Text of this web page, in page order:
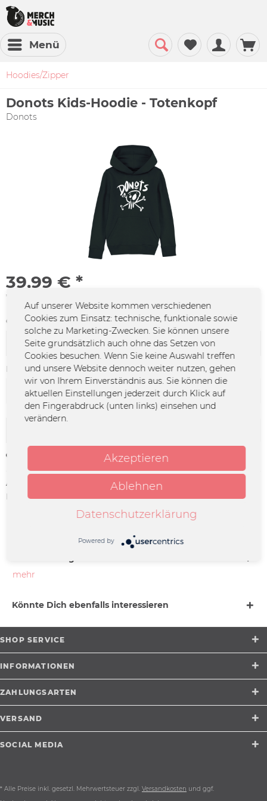
Menü
Hoodies/Zipper
Donots Kids-Hoodie - Totenkopf
Donots
39,99 € *
*inkl. MwSt.
Größe:
Farbe:
Artikel-Nr.:
DO-0805
Herstellerinfo:
Merchcowboy GmbH & Co. KG
Friedrich-Ebert-Straße 7 | 48153
Münster |
mehr
Könnte Dich ebenfalls interessieren
SHOP SERVICE
INFORMATIONEN
ZAHLUNGSARTEN
VERSAND
SOCIAL MEDIA
* Alle Preise inkl. gesetzl. Mehrwertsteuer zzgl. Versandkosten und ggf.
Auf unserer Website kommen verschiedenen
Cookies zum Einsatz: technische, funktionale sowie
solche zu Marketing-Zwecken. Sie können unsere
Seite grundsätzlich auch ohne das Setzen von
Cookies besuchen. Wenn Sie keine Auswahl treffen
und unsere Website dennoch weiter nutzen, gehen
wir von Ihrem Einverständnis aus. Sie können die
aktuellen Einstellungen jederzeit durch Klick auf
den Fingerabdruck (unten links) einsehen und
verändern.
Akzeptieren
Ablehnen
Datenschutzerklärung
Powered by